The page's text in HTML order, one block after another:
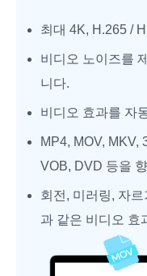
최대 4K, H.265 /
비디오 노이즈를
니다.
비디오 효과를 자
MP4, MOV, MKV,
VOB, DVD 등을
회전, 미러링, 자
과 같은 비디오 효